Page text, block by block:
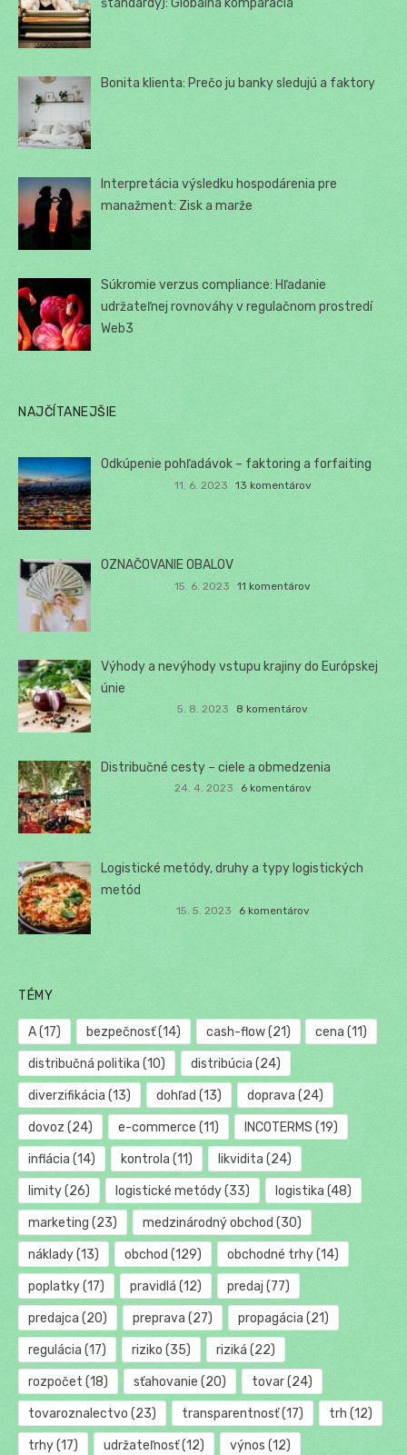
štandardy): Globálna komparácia
Bonita klienta: Prečo ju banky sledujú a faktory
Interpretácia výsledku hospodárenia pre
manažment: Zisk a marže
Súkromie verzus compliance: Hľadanie
udržateľnej rovnováhy v regulačnom prostredí
Web3
NAJČÍTANEJŠIE
Odkúpenie pohľadávok – faktoring a forfaiting
11. 6. 2023 13 komentárov
OZNAČOVANIE OBALOV
15. 6. 2023 11 komentárov
Výhody a nevýhody vstupu krajiny do Európskej
únie
5. 8. 2023 8 komentárov
Distribučné cesty – ciele a obmedzenia
24. 4. 2023 6 komentárov
Logistické metódy, druhy a typy logistických
metód
15. 5. 2023 6 komentárov
TÉMY
A(17) bezpečnosť(14) cash-flow(21) cena (11)
distribučná politika (10) distribúcia (24)
diverzifikácia (13) dohľad (13) doprava (24)
dovoz (24) e-commerce (11) INCOTERMS (19)
inflácia (14) kontrola (11) likvidita (24)
limity(26) logistické metódy(33) logistika (48)
marketing (23) medzinárodný obchod (30)
náklady(13) obchod (129) obchodné trhy(14)
poplatky(17) pravidlá (12) predaj (77)
predajca (20) preprava (27) propagácia (21)
regulácia (17) riziko (35) riziká (22)
rozpočet (18) sťahovanie (20) tovar(24)
tovaroznalectvo (23) transparentnosť(17) trh (12)
trhy(17) udržateľnosť(12) výnos (12)